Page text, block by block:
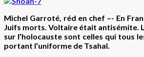
Michel Garroté, réd en chef –- En
Juifs morts. Voltaire était antisémite.
sur l’holocauste sont celles qui tous
portant l’uniforme de Tsahal.